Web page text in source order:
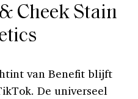
Cheek Stain
van Benefit blijft
De universeel